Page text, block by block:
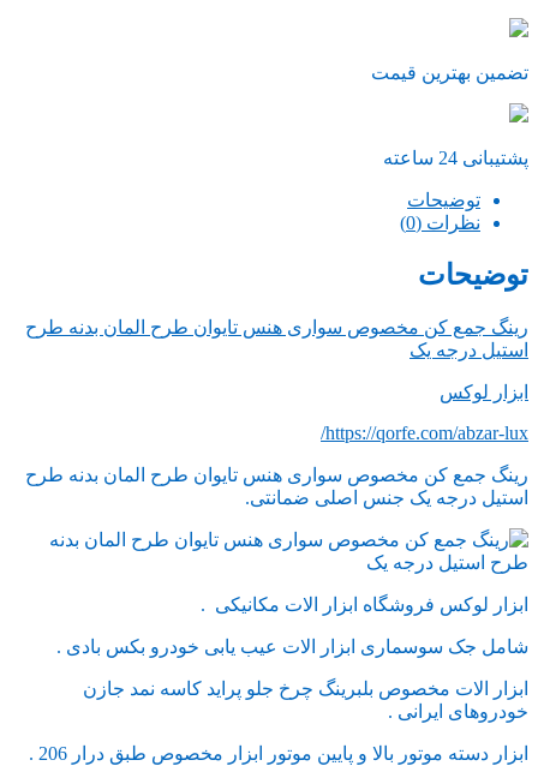
تضمین بهترین قیمت
پشتیبانی 24 ساعته
توضیحات
نظرات (0)
توضیحات
رینگ جمع کن مخصوص سواری هنس تایوان طرح المان بدنه طرح
استیل درجه یک
ابزار لوکس
https://qorfe.com/abzar-lux/
رینگ جمع کن مخصوص سواری هنس تایوان طرح المان بدنه طرح
استیل درجه یک جنس اصلی ضمانتی.
ابزار لوکس فروشگاه ابزار الات مکانیکی .
شامل جک سوسماری ابزار الات عیب یابی خودرو بکس بادی .
ابزار الات مخصوص بلبرینگ چرخ جلو پراید کاسه نمد جازن
خودروهای ایرانی .
ابزار دسته موتور بالا و پایین موتور ابزار مخصوص طبق درار 206 .